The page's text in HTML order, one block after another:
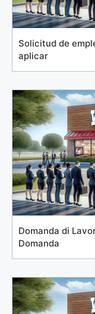
Solicitud de
aplicar
Domanda di
Domanda